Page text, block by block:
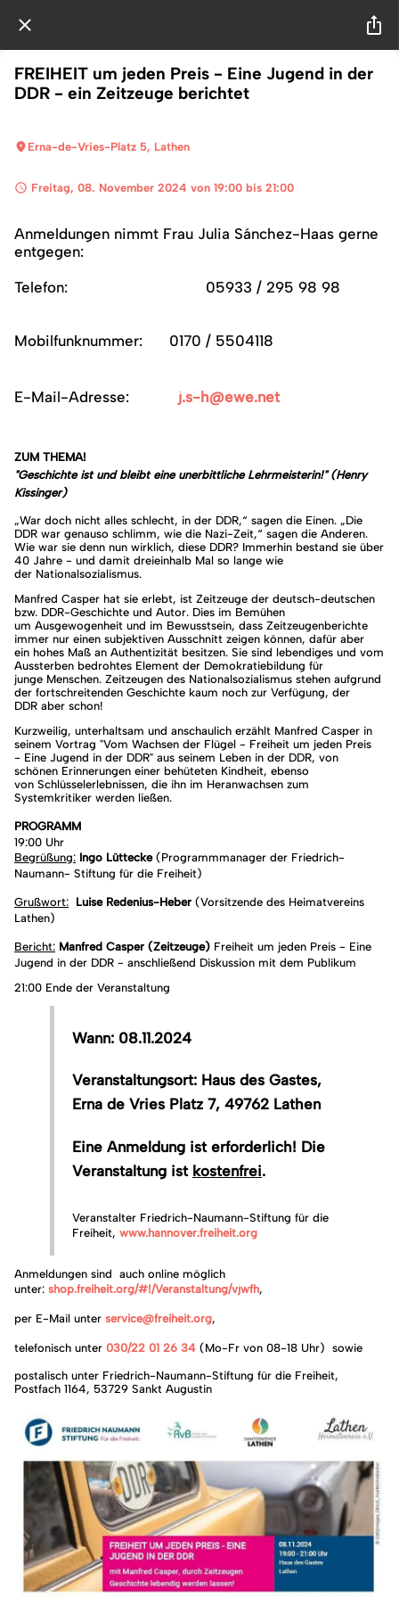
FREIHEIT um jeden Preis - Eine Jugend in der
DDR - ein Zeitzeuge berichtet
Erna-de-Vries-Platz 5, Lathen
Freitag, 08. November 2024 von 19:00 bis 21:00
Anmeldungen nimmt Frau Julia Sánchez-Haas gerne
entgegen:
Telefon: 05933 / 295 98 98
Mobilfunknummer: 0170 / 5504118
E-Mail-Adresse: j.s-h@ewe.net
ZUM THEMA!
"Geschichte ist und bleibt eine unerbittliche Lehrmeisterin!" (Henry
Kissinger)
„War doch nicht alles schlecht, in der DDR,“ sagen die Einen. „Die
DDR war genauso schlimm, wie die Nazi-Zeit,“ sagen die Anderen.
Wie war sie denn nun wirklich, diese DDR? Immerhin bestand sie über
40 Jahre - und damit dreieinhalb Mal so lange wie
der Nationalsozialismus.
Manfred Casper hat sie erlebt, ist Zeitzeuge der deutsch-deutschen
bzw. DDR-Geschichte und Autor. Dies im Bemühen
um Ausgewogenheit und im Bewusstsein, dass Zeitzeugenberichte
immer nur einen subjektiven Ausschnitt zeigen können, dafür aber
ein hohes Maß an Authentizität besitzen. Sie sind lebendiges und vom
Aussterben bedrohtes Element der Demokratiebildung für
junge Menschen. Zeitzeugen des Nationalsozialismus stehen aufgrund
der fortschreitenden Geschichte kaum noch zur Verfügung, der
DDR aber schon!
Kurzweilig, unterhaltsam und anschaulich erzählt Manfred Casper in
seinem Vortrag "Vom Wachsen der Flügel - Freiheit um jeden Preis
- Eine Jugend in der DDR" aus seinem Leben in der DDR, von
schönen Erinnerungen einer behüteten Kindheit, ebenso
von Schlüsselerlebnissen, die ihn im Heranwachsen zum
Systemkritiker werden ließen.
PROGRAMM
19:00 Uhr
Begrüßung: Ingo Lüttecke(Programmmanager der Friedrich-
Naumann- Stiftung für die Freiheit)
Grußwort: Luise Redenius-Heber (Vorsitzende des Heimatvereins
Lathen)
Bericht: Manfred Casper (Zeitzeuge) Freiheit um jeden Preis - Eine
Jugend in der DDR - anschließend Diskussion mit dem Publikum
21:00 Ende der Veranstaltung
Wann: 08.11.2024
Veranstaltungsort: Haus des Gastes,
Erna de Vries Platz 7, 49762 Lathen
Eine Anmeldung ist erforderlich! Die
Veranstaltung ist kostenfrei.
Veranstalter Friedrich-Naumann-Stiftung für die
Freiheit, www.hannover.freiheit.org
Anmeldungen sind auch online möglich
unter: shop.freiheit.org/#!/Veranstaltung/vjwfh,
per E-Mail unter service@freiheit.org,
telefonisch unter 030/22 01 26 34 (Mo-Fr von 08-18 Uhr) sowie
postalisch unter Friedrich-Naumann-Stiftung für die Freiheit,
Postfach 1164, 53729 Sankt Augustin